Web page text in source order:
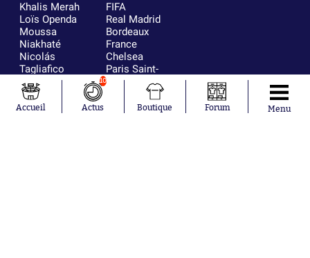
Khalis Merah
Loïs Openda
Moussa
Niakhaté
Nicolás
Tagliafico
Pavel Šulc
Gauthier Hein
Lionel Messi
FIFA
Real Madrid
Bordeaux
France
Chelsea
Paris Saint-
Germain
Olympique
lyonnais
Accueil
10
Actus Boutique Forum Menu